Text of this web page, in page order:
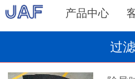
产品中心
过